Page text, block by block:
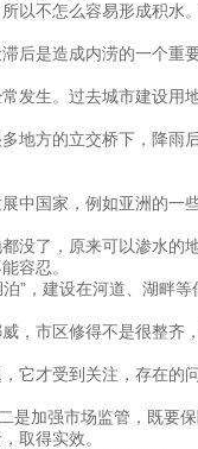
不怎么容易形成积水
是造成内涝的一个重
生。过去城市建设用
方的立交桥下，降雨
国家，例如亚洲的一
了，原来可以渗水的地
容忍。
，建设在河道、湖畔等
市区修得不是很整齐
才受到关注，存在的
加强市场监管，既要
取得实效。